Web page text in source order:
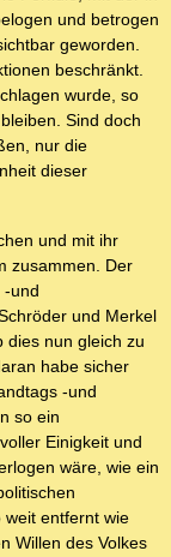
und betrogen
geworden.
beschränkt.
wurde, so
Sind doch
nur die
dieser
und mit ihr
zusammen. Der
-und
und Merkel
dies nun gleich zu
habe sicher
-und
so ein
Einigkeit und
wäre, wie ein
weit entfernt wie
Willen des Volkes